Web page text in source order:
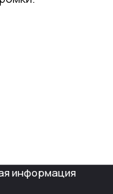
информация